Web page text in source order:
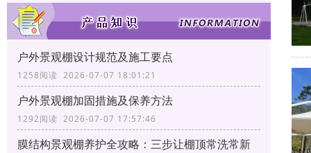
户外景观棚设计规范及施工要点
1258阅读 2026-07-07 18:01:21
户外景观棚加固措施及保养方法
1292阅读 2026-07-07 17:57:46
膜结构景观棚养护全攻略：三步让棚顶常洗常新